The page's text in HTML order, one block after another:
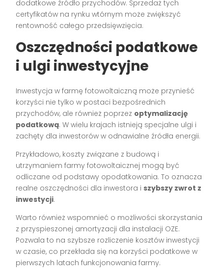
dodatkowe źródło przychodów. Sprzedaż tych
certyfikatów na rynku wtórnym może zwiększyć
rentowność całego przedsięwzięcia.
Oszczędności podatkowe
i ulgi inwestycyjne
Inwestycja w farmę fotowoltaiczną może przynieść
korzyści nie tylko w postaci bezpośrednich
przychodów, ale również poprzez optymalizację
podatkową. W wielu krajach istnieją specjalne ulgi i
zachęty dla inwestorów w odnawialne źródła energii.
Przykładowo, koszty związane z budową i
utrzymaniem farmy fotowoltaicznej mogą być
odliczane od podstawy opodatkowania. To oznacza
realne oszczędności dla inwestora i szybszy zwrot z
inwestycji.
Warto również wspomnieć o możliwości skorzystania
z przyspieszonej amortyzacji dla instalacji OZE.
Pozwala to na szybsze rozliczenie kosztów inwestycji
w czasie, co przekłada się na korzyści podatkowe w
pierwszych latach funkcjonowania farmy.